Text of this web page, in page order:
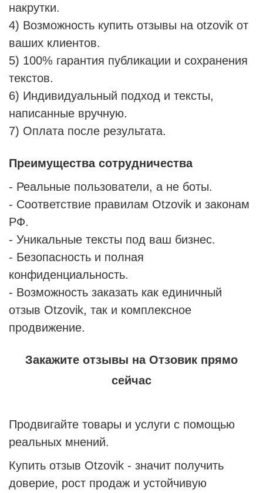
накрутки.
4) Возможность купить отзывы на otzovik от
ваших клиентов.
5) 100% гарантия публикации и сохранения
текстов.
6) Индивидуальный подход и тексты,
написанные вручную.
7) Оплата после результата.
Преимущества сотрудничества
- Реальные пользователи, а не боты.
- Соответствие правилам Otzovik и законам
РФ.
- Уникальные тексты под ваш бизнес.
- Безопасность и полная
конфиденциальность.
- Возможность заказать как единичный
отзыв Otzovik, так и комплексное
продвижение.
Закажите отзывы на Отзовик прямо
сейчас
Продвигайте товары и услуги с помощью
реальных мнений.
Купить отзыв Otzovik - значит получить
доверие, рост продаж и устойчивую